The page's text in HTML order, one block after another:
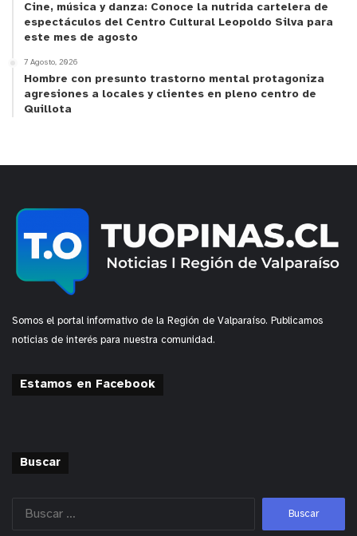
Cine, música y danza: Conoce la nutrida cartelera de
espectáculos del Centro Cultural Leopoldo Silva para
este mes de agosto
7 Agosto, 2026
Hombre con presunto trastorno mental protagoniza
agresiones a locales y clientes en pleno centro de
Quillota
Somos el portal informativo de la Región de Valparaíso. Publicamos
noticias de interés para nuestra comunidad.
Estamos en Facebook
Buscar